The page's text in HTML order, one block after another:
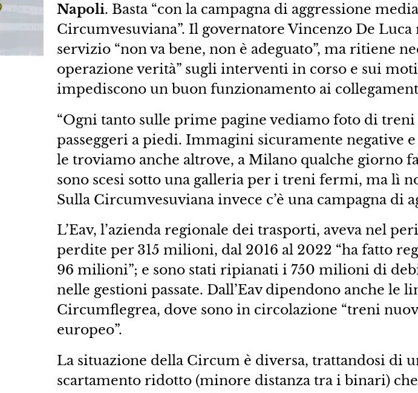
Napoli. Basta “con la campagna di aggressione
Circumvesuviana”. Il governatore Vincenzo De
servizio “non va bene, non è adeguato”, ma ritiene
operazione verità” sugli interventi in corso e sui
impediscono un buon funzionamento ai
“Ogni tanto sulle prime pagine vediamo foto di
passeggeri a piedi. Immagini sicuramente negative
le troviamo anche altrove, a Milano qualche giorno
sono scesi sotto una galleria per i treni fermi, ma lì
Sulla Circumvesuviana invece c’è una campagna di
L’Eav, l’azienda regionale dei trasporti, aveva nel
perdite per 315 milioni, dal 2016 al 2022 “ha fatto
96 milioni”; e sono stati ripianati i 750 milioni di
nelle gestioni passate. Dall’Eav dipendono anche le
Circumflegrea, dove sono in circolazione “treni
europeo”.
La situazione della Circum è diversa, trattandosi di
scartamento ridotto (minore distanza tra i binari)